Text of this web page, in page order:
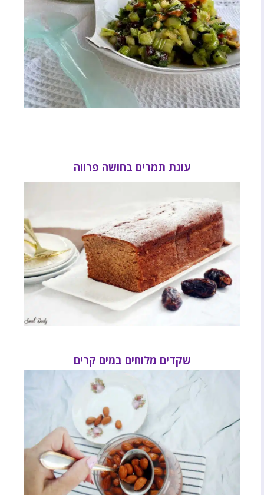
עוגת תמרים בחושה פרווה
שקדים מלוחים במים קרים